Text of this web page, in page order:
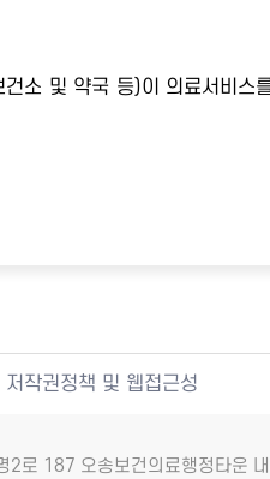
소 및 약국 등)이 의료서비스
저작권정책 및 웹접근성
2로 187 오송보건의료행정타운